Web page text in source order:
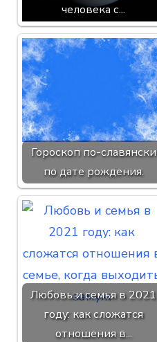
человека с...
Гороскоп по-славянски
по дате рождения.
Любовь и семья в 2021
году: как сложатся
отношения в...